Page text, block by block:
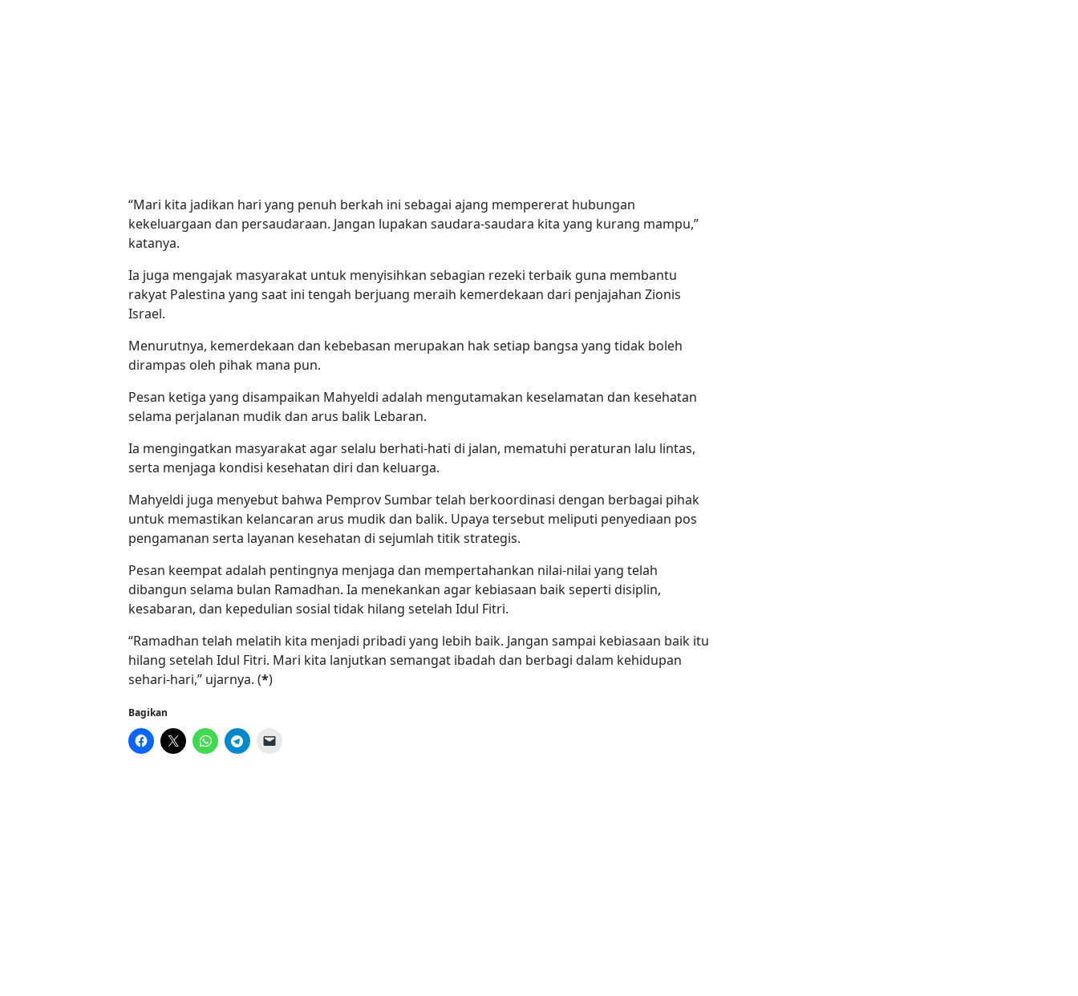
“Mari kita jadikan hari yang penuh berkah ini sebagai ajang mempererat hubungan
kekeluargaan dan persaudaraan. Jangan lupakan saudara-saudara kita yang kurang mampu,”
katanya.
Ia juga mengajak masyarakat untuk menyisihkan sebagian rezeki terbaik guna membantu
rakyat Palestina yang saat ini tengah berjuang meraih kemerdekaan dari penjajahan Zionis
Israel.
Menurutnya, kemerdekaan dan kebebasan merupakan hak setiap bangsa yang tidak boleh
dirampas oleh pihak mana pun.
Pesan ketiga yang disampaikan Mahyeldi adalah mengutamakan keselamatan dan kesehatan
selama perjalanan mudik dan arus balik Lebaran.
Ia mengingatkan masyarakat agar selalu berhati-hati di jalan, mematuhi peraturan lalu lintas,
serta menjaga kondisi kesehatan diri dan keluarga.
Mahyeldi juga menyebut bahwa Pemprov Sumbar telah berkoordinasi dengan berbagai pihak
untuk memastikan kelancaran arus mudik dan balik. Upaya tersebut meliputi penyediaan pos
pengamanan serta layanan kesehatan di sejumlah titik strategis.
Pesan keempat adalah pentingnya menjaga dan mempertahankan nilai-nilai yang telah
dibangun selama bulan Ramadhan. Ia menekankan agar kebiasaan baik seperti disiplin,
kesabaran, dan kepedulian sosial tidak hilang setelah Idul Fitri.
“Ramadhan telah melatih kita menjadi pribadi yang lebih baik. Jangan sampai kebiasaan baik itu
hilang setelah Idul Fitri. Mari kita lanjutkan semangat ibadah dan berbagi dalam kehidupan
sehari-hari,” ujarnya. (*)
Bagikan